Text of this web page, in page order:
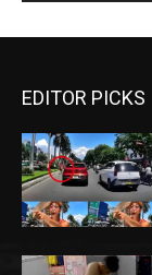
EDITOR PICKS